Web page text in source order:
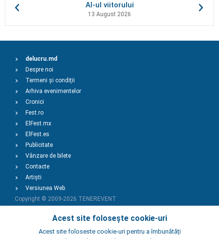
AI-ul viitorului
13 August 2026
Acest site folosește cookie-uri
Acest site foloseste cookie-uri pentru a îmbunătăți
delucru.md
Despre noi
Termeni și condiții
Arhiva evenimentelor
Cronici
Fest.ro
ElFest.mx
ElFest.es
Publicitate
Vânzare de bilete
Contacte
Artiști
Versiunea Web
Copyright © 2009-2026 TENEREVENT
Adaugă Eveniment